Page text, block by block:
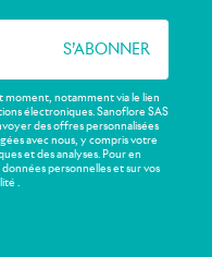
notamment via le lien
électroniques. Sanoflore SAS
des offres personnalisées
avec nous, y compris votre
et des analyses. Pour en
personnelles et sur vos
.